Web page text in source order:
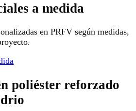
a medida
en PRFV según medidas,
poliéster reforzado